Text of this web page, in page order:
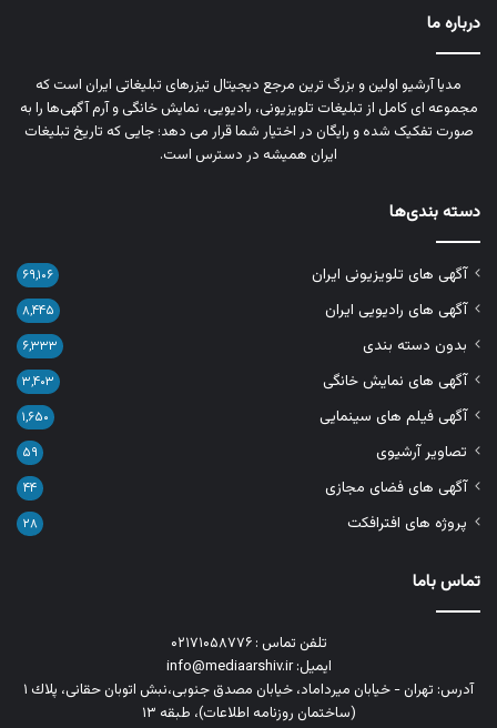
درباره ما
مدیا آرشیو اولین و بزرگ‌ ترین مرجع دیجیتال تیزرهای تبلیغاتی ایران است که
مجموعه‌ ای کامل از تبلیغات تلویزیونی، رادیویی، نمایش خانگی و آرم‌ آگهی‌ها را به‌
صورت تفکیک‌ شده و رایگان در اختیار شما قرار می‌ دهد؛ جایی که تاریخ تبلیغات
ایران همیشه در دسترس است.
دسته بندی‌ها
آگهی های تلویزیونی ایران ۶۹,۱۰۶
آگهی های رادیویی ایران ۸,۴۴۵
بدون دسته بندی ۶,۳۳۳
آگهی های نمایش خانگی ۳,۴۰۳
آگهی فیلم های سینمایی ۱,۶۵۰
تصاویر آرشیوی ۵۹
آگهی های فضای مجازی ۴۴
پروژه های افترافکت ۲۸
تماس باما
تلفن تماس : ۰۲۱۷۱۰۵۸۷۷۶
ایمیل: info@mediaarshiv.ir
آدرس: تهران - خیابان میرداماد، خیابان مصدق جنوبی،نبش اتوبان حقانی، پلاك ١
(ساختمان روزنامه اطلاعات)، طبقه ۱۳